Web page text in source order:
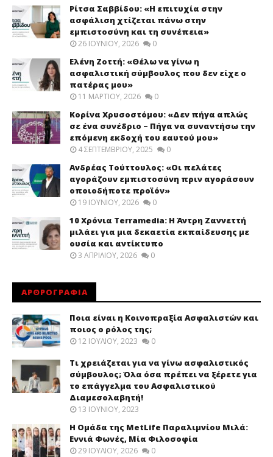
Ρίτσα Σαββίδου: «Η επιτυχία στην
ασφάλιση χτίζεται πάνω στην
εμπιστοσύνη και τη συνέπεια»
26 ΙΟΥΝΊΟΥ, 2026 0
Ελένη Ζοττή: «Θέλω να γίνω η
ασφαλιστική σύμβουλος που δεν είχε ο
πατέρας μου»
11 ΜΑΡΤΊΟΥ, 2026 0
Κορίνα Χρυσοστόμου: «Δεν πήγα απλώς
σε ένα συνέδριο – Πήγα να συναντήσω την
επόμενη εκδοχή του εαυτού μου»
4 ΣΕΠΤΕΜΒΡΊΟΥ, 2025 0
Ανδρέας Τούττουλος: «Οι πελάτες
αγοράζουν εμπιστοσύνη πριν αγοράσουν
οποιοδήποτε προϊόν»
19 ΙΟΥΝΊΟΥ, 2026 0
10 Χρόνια Terramedia: Η Άντρη Ζαννεττή
μιλάει για μια δεκαετία εκπαίδευσης με
ουσία και αντίκτυπο
3 ΑΠΡΙΛΊΟΥ, 2026 0
ΑΡΘΡΟΓΡΑΦΙΑ
Ποια είναι η Κοινοπραξία Ασφαλιστών και
ποιος ο ρόλος της;
12 ΙΟΥΛΊΟΥ, 2023 0
Τι χρειάζεται για να γίνω ασφαλιστικός
σύμβουλος; Όλα όσα πρέπει να ξέρετε για
το επάγγελμα του Ασφαλιστικού
Διαμεσολαβητή!
13 ΙΟΥΝΊΟΥ, 2023
Η Ομάδα της MetLife Παραλιμνίου Μιλά:
Εννιά Φωνές, Μία Φιλοσοφία
29 ΙΟΥΛΊΟΥ, 2026 0